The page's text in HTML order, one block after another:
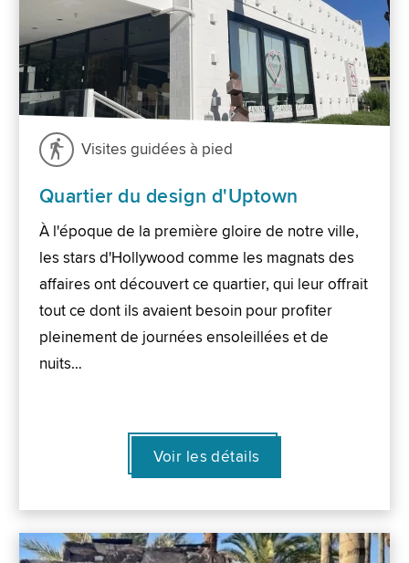
Visites guidées à pied
Quartier du design d'Uptown
À l'époque de la première gloire de notre ville,
les stars d'Hollywood comme les magnats des
affaires ont découvert ce quartier, qui leur offrait
tout ce dont ils avaient besoin pour profiter
pleinement de journées ensoleillées et de
nuits…
Voir les détails